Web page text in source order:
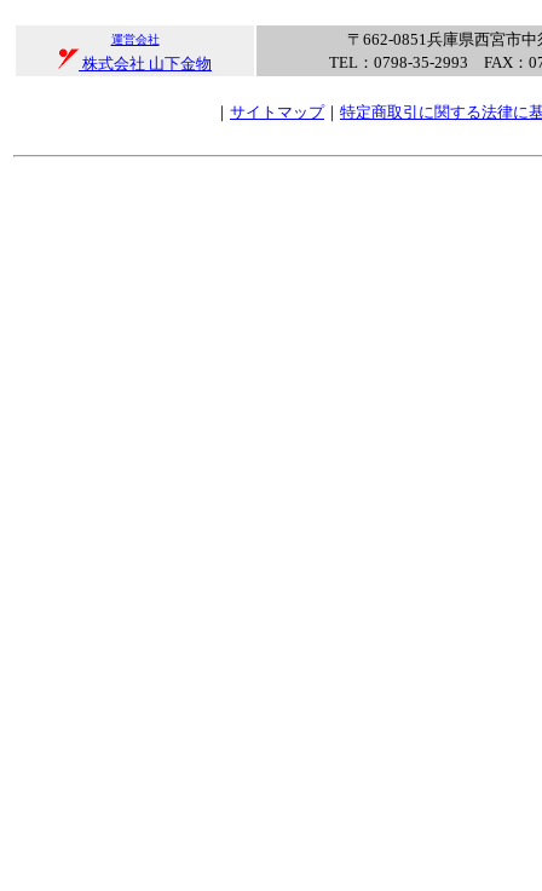
運営会社
株式会社 山下金物
〒662-0851兵庫県西宮市中
TEL：0798-35-2993 FAX：
｜ サイトマップ｜ 特定商取引に関する法律に